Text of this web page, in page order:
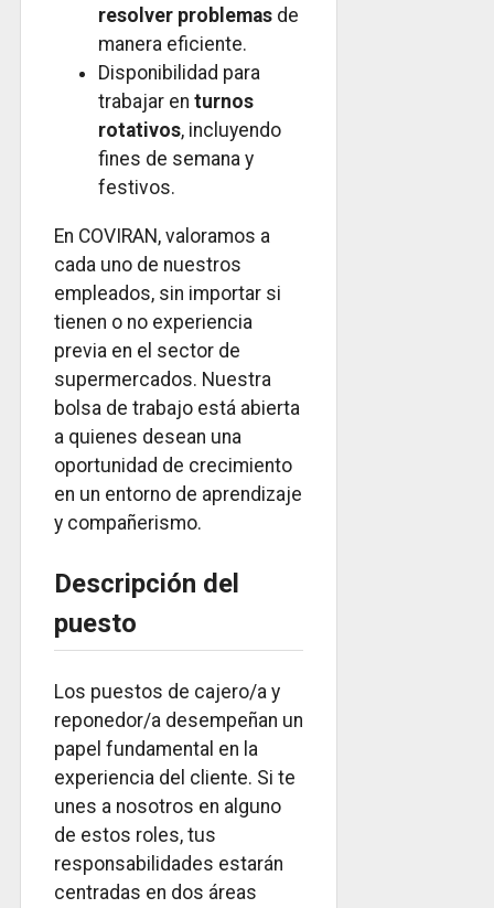
resolver problemas de
manera eficiente.
Disponibilidad para
trabajar en turnos
rotativos, incluyendo
fines de semana y
festivos.
En COVIRAN, valoramos a
cada uno de nuestros
empleados, sin importar si
tienen o no experiencia
previa en el sector de
supermercados. Nuestra
bolsa de trabajo está abierta
a quienes desean una
oportunidad de crecimiento
en un entorno de aprendizaje
y compañerismo.
Descripción del
puesto
Los puestos de cajero/a y
reponedor/a desempeñan un
papel fundamental en la
experiencia del cliente. Si te
unes a nosotros en alguno
de estos roles, tus
responsabilidades estarán
centradas en dos áreas